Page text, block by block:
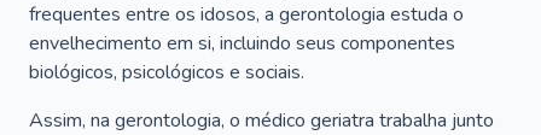
frequentes entre os idosos, a gerontologia estuda o
envelhecimento em si, incluindo seus componentes
biológicos, psicológicos e sociais.
Assim, na gerontologia, o médico geriatra trabalha junto